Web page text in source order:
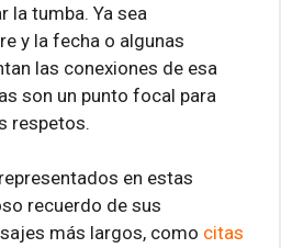
la tumba. Ya sea
y la fecha o algunas
las conexiones de esa
son un punto focal para
respetos.
en estas
recuerdo de sus
más largos, como citas